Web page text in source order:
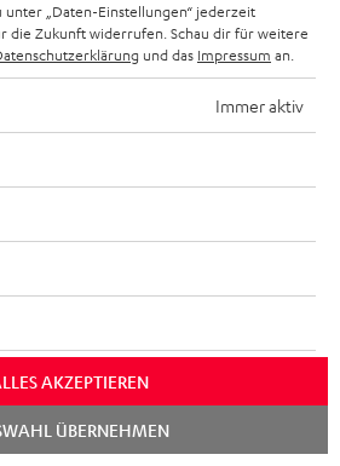
Preis-Leistungs-Verhältnis"
das gleichermaßen
„Daten-Einstellungen“ jederzeit
die Zukunft widerrufen. Schau dir für weitere
und das Impressum an.
Immer aktiv
AKZEPTIEREN
ÜBERNEHMEN